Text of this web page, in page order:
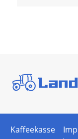
Kaffeekasse